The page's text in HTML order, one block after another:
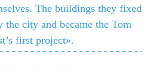
The buildings they fixed
the city and became the Tom
first project».